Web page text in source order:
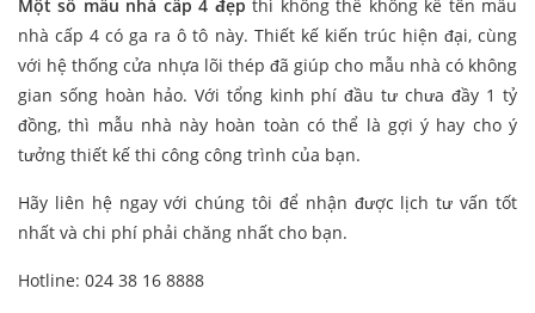
Một số mẫu nhà cấp 4 đẹp thì không thể không kể tên mẫu
nhà cấp 4 có ga ra ô tô này. Thiết kế kiến trúc hiện đại, cùng
với hệ thống cửa nhựa lõi thép đã giúp cho mẫu nhà có không
gian sống hoàn hảo. Với tổng kinh phí đầu tư chưa đầy 1 tỷ
đồng, thì mẫu nhà này hoàn toàn có thể là gợi ý hay cho ý
tưởng thiết kế thi công công trình của bạn.
Hãy liên hệ ngay với chúng tôi để nhận được lịch tư vấn tốt
nhất và chi phí phải chăng nhất cho bạn.
Hotline: 024 38 16 8888